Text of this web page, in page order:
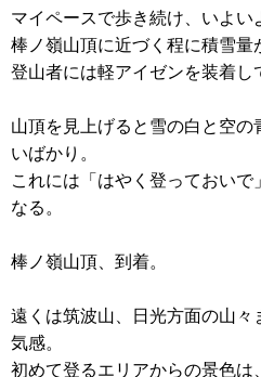
マイペースで歩き続け、いよい
棒ノ嶺山頂に近づく程に積雪量
登山者には軽アイゼンを装着し
山頂を見上げると雪の白と空の
いばかり。
これには「はやく登っておいで
なる。
棒ノ嶺山頂、到着。
遠くは筑波山、日光方面の山々
気感。
初めて登るエリアからの景色